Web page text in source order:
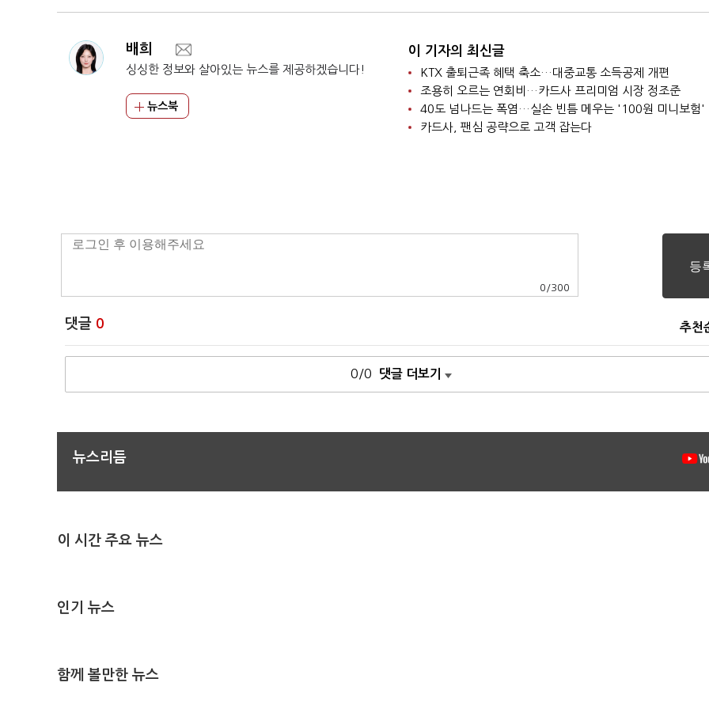
배희
싱싱한 정보와 살아있는 뉴스를 제공하겠습니다!
뉴스북
이 기자의 최신글
KTX 출퇴근족 혜택 축소…대중교통 소득공제 개편
조용히 오르는 연회비…카드사 프리미엄 시장 정조준
40도 넘나드는 폭염…실손 빈틈 메우는 '100원 미니보험'
카드사, 팬심 공략으로 고객 잡는다
0 /300
댓글 0 추천
0/0 댓글 더보기
뉴스리듬
이 시간 주요 뉴스
인기 뉴스
함께 볼만한 뉴스